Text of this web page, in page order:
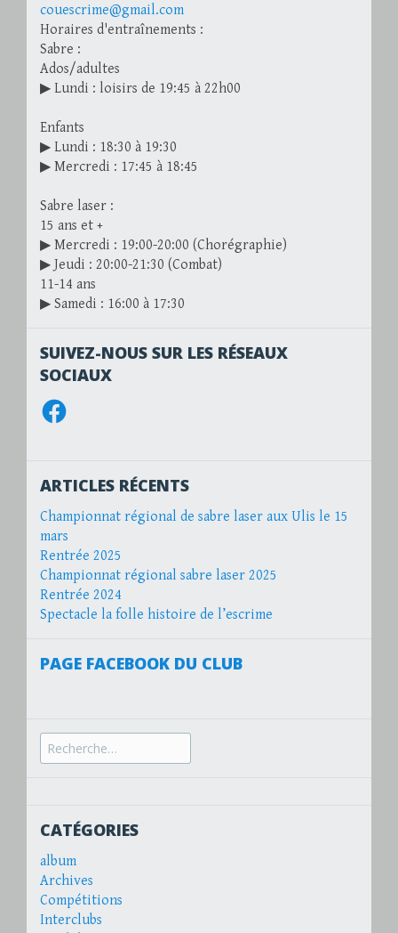
couescrime@gmail.com
Horaires d'entraînements :
Sabre :
Ados/adultes
▶ Lundi : loisirs de 19:45 à 22h00
Enfants
▶ Lundi : 18:30 à 19:30
▶ Mercredi : 17:45 à 18:45
Sabre laser :
15 ans et +
▶ Mercredi : 19:00-20:00 (Chorégraphie)
▶ Jeudi : 20:00-21:30 (Combat)
11-14 ans
▶ Samedi : 16:00 à 17:30
SUIVEZ-NOUS SUR LES RÉSEAUX
SOCIAUX
Facebook
ARTICLES RÉCENTS
Championnat régional de sabre laser aux Ulis le 15
mars
Rentrée 2025
Championnat régional sabre laser 2025
Rentrée 2024
Spectacle la folle histoire de l’escrime
PAGE FACEBOOK DU CLUB
Recherche
pour :
CATÉGORIES
album
Archives
Compétitions
Interclubs